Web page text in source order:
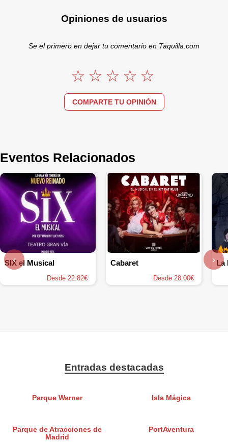
Opiniones de usuarios
Se el primero en dejar tu comentario en Taquilla.com
COMPARTE TU OPINIÓN
Eventos Relacionados
SIX el Musical
Desde 22.82€
Cabaret
Desde 28.00€
‹ ›
Entradas destacadas
Parque Warner Isla Mágica
Parque de Atracciones de
Madrid
PortAventura